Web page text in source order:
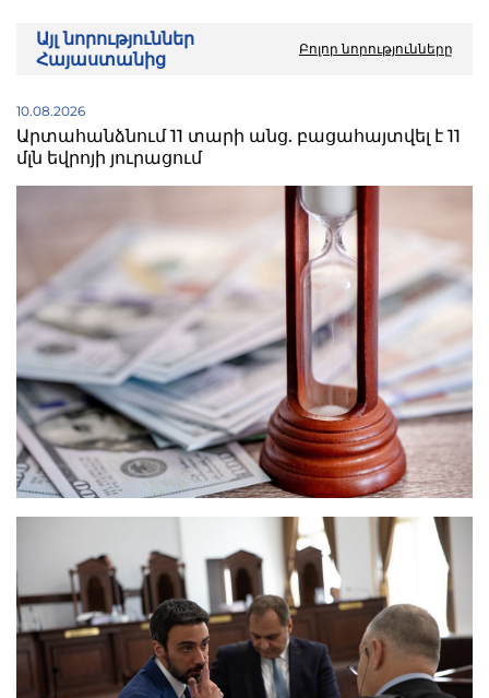
Այլ նորություններ
Հայաստանից
Բոլոր նորությունները
10.08.2026
Արտահանձնում 11 տարի անց. բացահայտվել է 11
մլն եվրոյի յուրացում